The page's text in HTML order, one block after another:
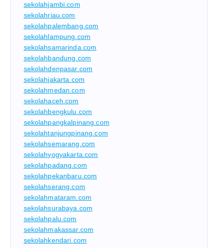
sekolahjambi.com
sekolahriau.com
sekolahpalembang.com
sekolahlampung.com
sekolahsamarinda.com
sekolahbandung.com
sekolahdenpasar.com
sekolahjakarta.com
sekolahmedan.com
sekolahaceh.com
sekolahbengkulu.com
sekolahpangkalpinang.com
sekolahtanjungpinang.com
sekolahsemarang.com
sekolahyogyakarta.com
sekolahpadang.com
sekolahpekanbaru.com
sekolahserang.com
sekolahmataram.com
sekolahsurabaya.com
sekolahpalu.com
sekolahmakassar.com
sekolahkendari.com